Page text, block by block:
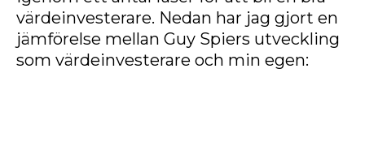
värdeinvesterare. Nedan har jag gjort en
jämförelse mellan Guy Spiers utveckling
som värdeinvesterare och min egen: